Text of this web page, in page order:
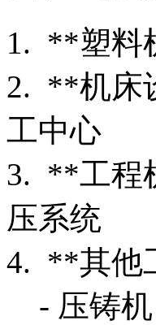
1. **塑料
2. **机床
工中心
3. **工程
压系统
4. **其他
- 压铸机